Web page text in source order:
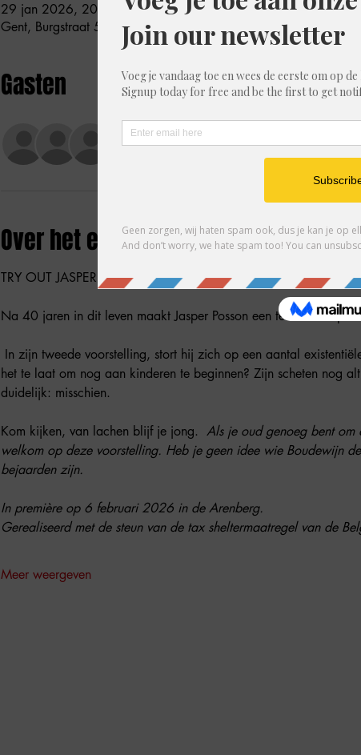
29 jan 2026, 20:30 – 22:10
Gent, Burgstraat 59, 9000 Gent, België
Gasten
+29 andere gasten
Over het evenement
TRY OUT JASPER POSSON - EEUWIGE JEUGD
Na 40 jaren in dit leven maakt Jasper Posson een testament op
het te laat om nog aan kinderen te beginnen? Zijn scheten nog
duidelijk: misschien.
Kom kijken, van lachen blijf je jong. Als je oud genoeg bent om
welkom op deze voorstelling. Heb je geen idee wie Boudewijn
bejaarden zijn.
In première op 6 februari 2026 in de Arenberg.
Gerealiseerd met de steun van de tax sheltermaatregel van de
Meer weergeven